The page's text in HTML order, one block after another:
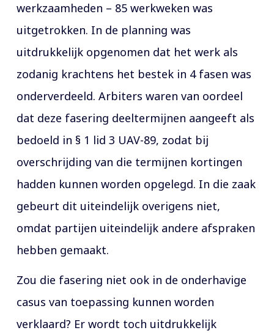
werkzaamheden – 85 werkweken was
uitgetrokken. In de planning was
uitdrukkelijk opgenomen dat het werk als
zodanig krachtens het bestek in 4 fasen was
onderverdeeld. Arbiters waren van oordeel
dat deze fasering deeltermijnen aangeeft als
bedoeld in § 1 lid 3 UAV-89, zodat bij
overschrijding van die termijnen kortingen
hadden kunnen worden opgelegd. In die zaak
gebeurt dit uiteindelijk overigens niet,
omdat partijen uiteindelijk andere afspraken
hebben gemaakt.
Zou die fasering niet ook in de onderhavige
casus van toepassing kunnen worden
verklaard? Er wordt toch uitdrukkelijk